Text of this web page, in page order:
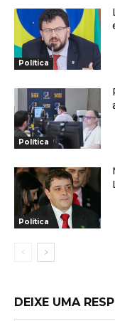
Política
Política
Política
DEIXE UMA